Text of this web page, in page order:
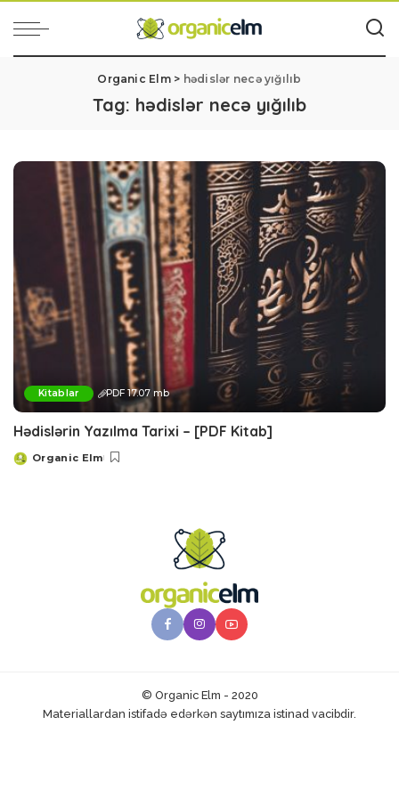
Organic Elm> hədislər necə yığılıb
Tag: hədislər necə yığılıb
Kitablar PDF 17.07 mb
Hədislərin Yazılma Tarixi – [PDF Kitab]
Posted
Organic Elm
© Organic Elm - 2020
Materiallardan istifadə edərkən saytımıza istinad vacibdir.